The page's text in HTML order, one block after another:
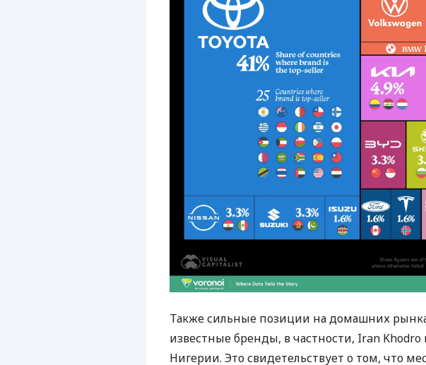
Также сильные позиции на домашних
известные бренды, в частности, Iran
Нигерии. Это свидетельствует о том, что